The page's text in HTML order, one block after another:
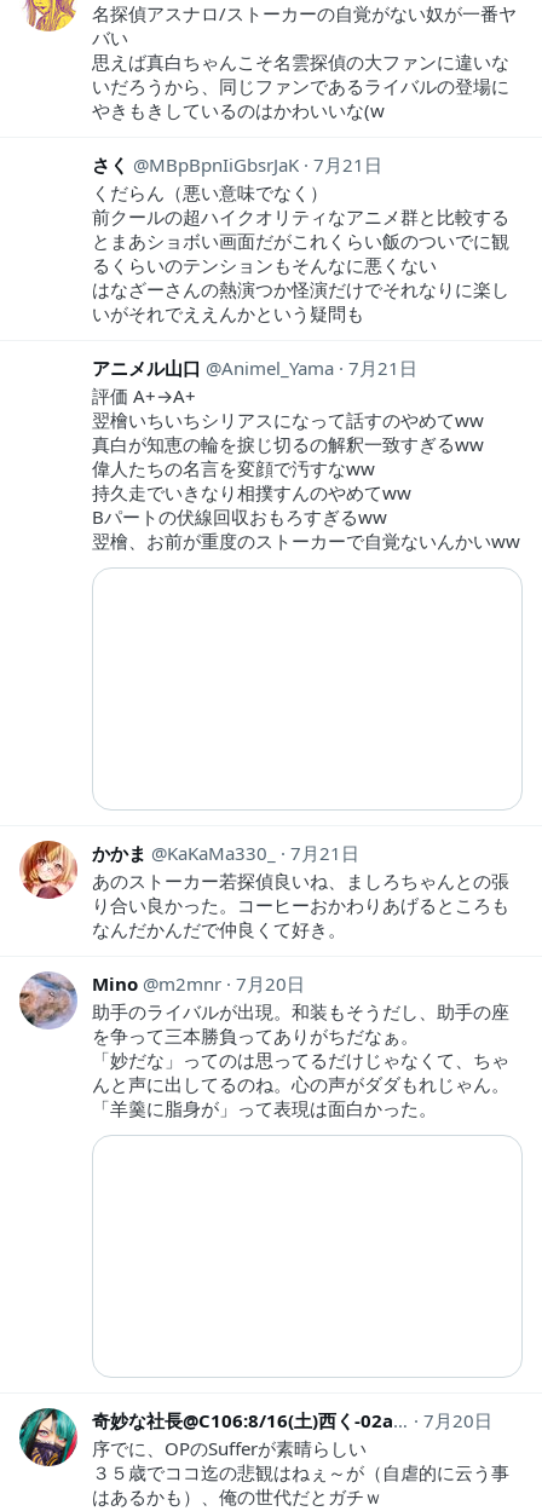
名探偵アスナロ/ストーカーの自覚がない奴が一番ヤ
バい
思えば真白ちゃんこそ名雲探偵の大ファンに違いな
いだろうから、同じファンであるライバルの登場に
やきもきしているのはかわいいな(w
さく MBpBpnIiGbsrJaK 7月21日
くだらん（悪い意味でなく）
前クールの超ハイクオリティなアニメ群と比較する
とまあショボい画面だがこれくらい飯のついでに観
るくらいのテンションもそんなに悪くない
はなざーさんの熱演つか怪演だけでそれなりに楽し
いがそれでええんかという疑問も
アニメル山口 Animel_Yama 7月21日
評価 A+→A+
翌檜いちいちシリアスになって話すのやめてww
真白が知恵の輪を捩じ切るの解釈一致すぎるww
偉人たちの名言を変顔で汚すなww
持久走でいきなり相撲すんのやめてww
Bパートの伏線回収おもろすぎるww
翌檜、お前が重度のストーカーで自覚ないんかいww
かかま KaKaMa330_
7月21日
あのストーカー若探偵良いね、ましろちゃんとの張
り合い良かった。コーヒーおかわりあげるところも
なんだかんだで仲良くて好き。
Mino m2mnr 7月20日
助手のライバルが出現。和装もそうだし、助手の座
を争って三本勝負ってありがちだなぁ。
「妙だな」ってのは思ってるだけじゃなくて、ちゃ
んと声に出してるのね。心の声がダダもれじゃん。
「羊羹に脂身が」って表現は面白かった。
奇妙な社長@C106:8/16(土)西く-02ab einsweb
7月20日
序でに、OPのSufferが素晴らしい
３５歳でココ迄の悲観はねぇ～が（自虐的に云う事
はあるかも）、俺の世代だとガチｗ